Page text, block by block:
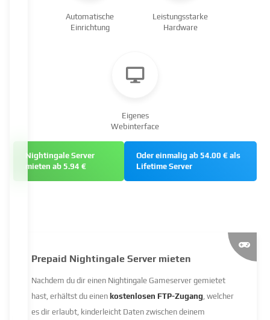
Automatische
Einrichtung
Leistungsstarke
Hardware
Eigenes
Webinterface
Nightingale Server
mieten ab 5.94 €
Oder einmalig ab 54.00 € als
Lifetime Server
Prepaid Nightingale Server mieten
Nachdem du dir einen Nightingale Gameserver gemietet
hast, erhältst du einenkostenlosen FTP-Zugang , welcher
es dir erlaubt, kinderleicht Daten zwischen deinem